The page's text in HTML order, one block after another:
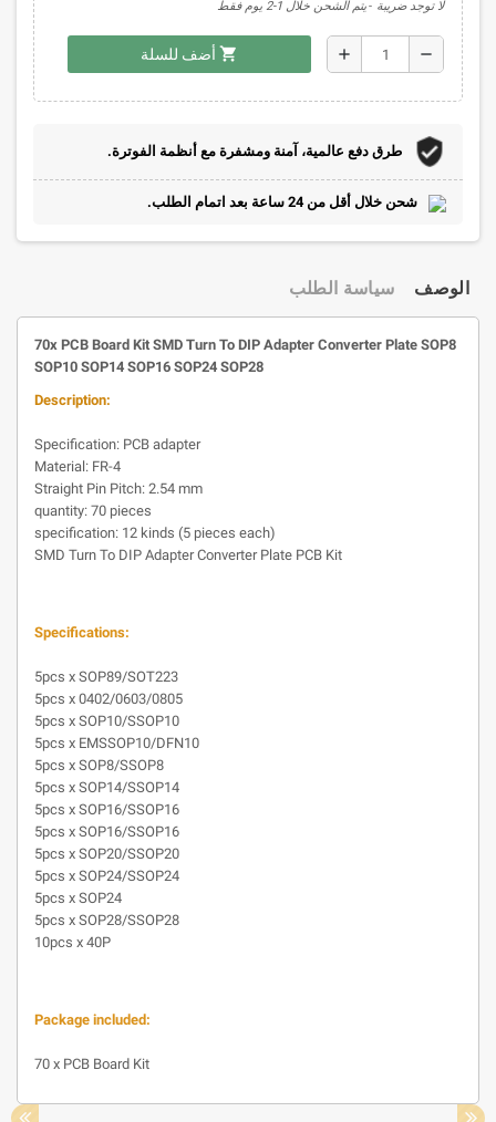
لا توجد ضريبة يتم الشحن خلال 1-2 يوم فقط
remove
add
shopping_cart أضف للسلة
طرق دفع عالمية، آمنة ومشفرة مع أنظمة الفوترة.
شحن خلال أقل من 24 ساعة بعد اتمام الطلب.
الوصف سياسة الطلب
70x PCB Board Kit SMD Turn To DIP Adapter Converter Plate SOP8
SOP10 SOP14 SOP16 SOP24 SOP28
Description:
Specification: PCB adapter
Material: FR-4
Straight Pin Pitch: 2.54 mm
quantity: 70 pieces
specification: 12 kinds (5 pieces each)
SMD Turn To DIP Adapter Converter Plate PCB Kit
Specifications:
5pcs x SOP89/SOT223
5pcs x 0402/0603/0805
5pcs x SOP10/SSOP10
5pcs x EMSSOP10/DFN10
5pcs x SOP8/SSOP8
5pcs x SOP14/SSOP14
5pcs x SOP16/SSOP16
5pcs x SOP16/SSOP16
5pcs x SOP20/SSOP20
5pcs x SOP24/SSOP24
5pcs x SOP24
5pcs x SOP28/SSOP28
10pcs x 40P
Package included:
70 x PCB Board Kit